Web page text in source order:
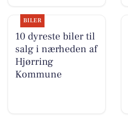
BILER
10 dyreste biler til
salg i nærheden af
Hjørring
Kommune